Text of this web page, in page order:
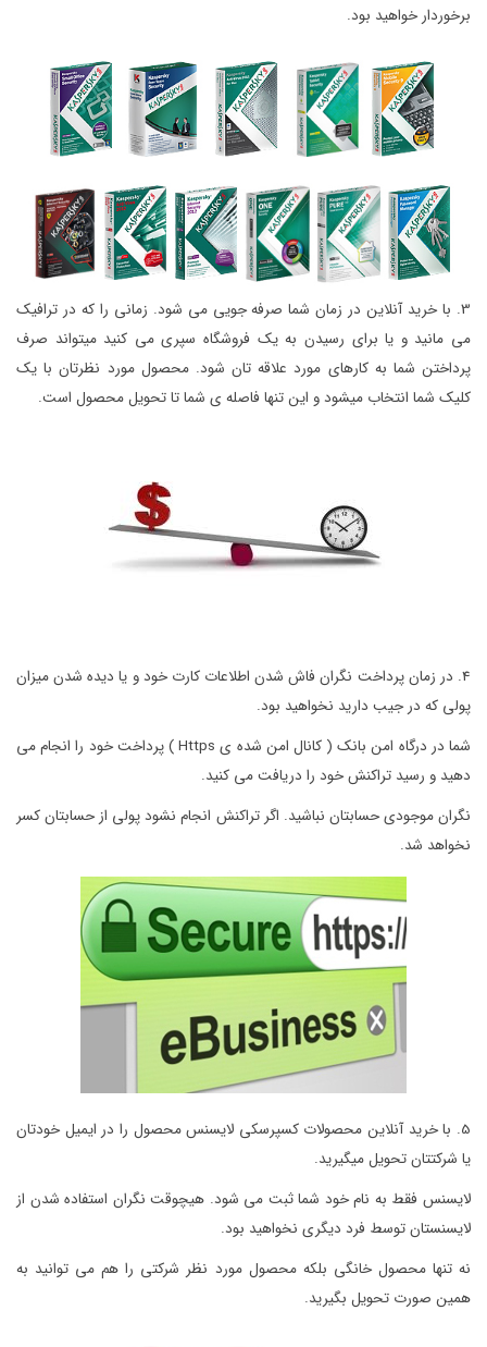
برخوردار خواهید بود.
3. با خرید آنلاین در زمان شما صرفه جویی می شود. زمانی را که در ترافیک
می مانید و یا برای رسیدن به یک فروشگاه سپری می کنید میتواند صرف
پرداختن شما به کارهای مورد علاقه تان شود. محصول مورد نظرتان با یک
کلیک شما انتخاب میشود و این تنها فاصله ی شما تا تحویل محصول است.
4. در زمان پرداخت نگران فاش شدن اطلاعات کارت خود و یا دیده شدن میزان
پولی که در جیب دارید نخواهید بود.
شما در درگاه امن بانک ( کانال امن شده ی Https ) پرداخت خود را انجام می
دهید و رسید تراکنش خود را دریافت می کنید.
نگران موجودی حسابتان نباشید. اگر تراکنش انجام نشود پولی از حسابتان کسر
نخواهد شد.
5. با خرید آنلاین محصولات کسپرسکی لایسنس محصول را در ایمیل خودتان
یا شرکتتان تحویل میگیرید.
لایسنس فقط به نام خود شما ثبت می شود. هیچوقت نگران استفاده شدن از
لایسنستان توسط فرد دیگری نخواهید بود.
نه تنها محصول خانگی بلکه محصول مورد نظر شرکتی را هم می توانید به
همین صورت تحویل بگیرید.